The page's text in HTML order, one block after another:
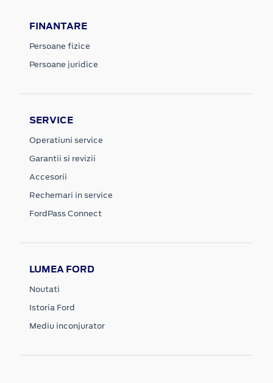
FINANTARE
Persoane fizice
Persoane juridice
SERVICE
Operatiuni service
Garantii si revizii
Accesorii
Rechemari in service
FordPass Connect
LUMEA FORD
Noutati
Istoria Ford
Mediu inconjurator